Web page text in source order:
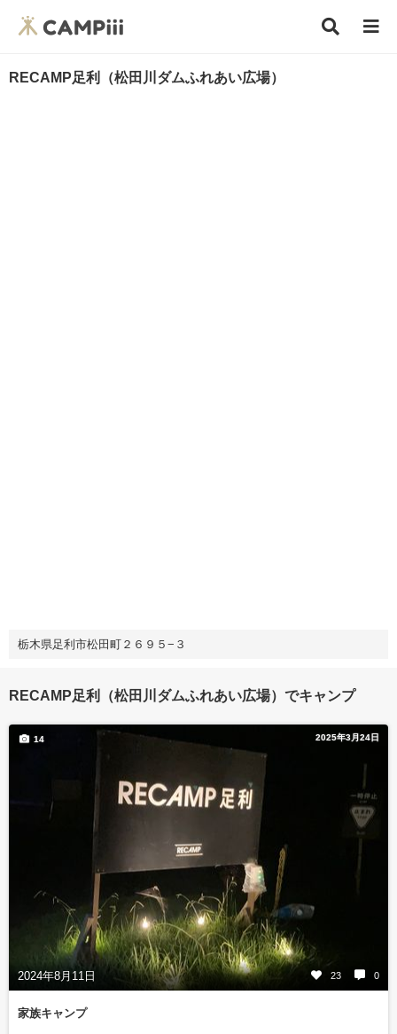
RECAMP足利（松田川ダムふれあい広場）
栃木県足利市松田町２６９５−３
RECAMP足利（松田川ダムふれあい広場）でキャンプ
2025年3月24日
2024年8月11日 23 0
14
家族キャンプ